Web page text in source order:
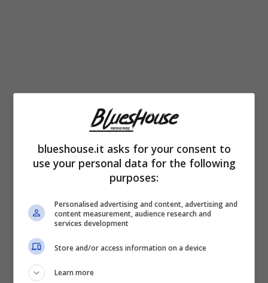
più storici, ma anche più
conosciuti, come “Rosso Relativo“, primo
album del2001fino a “
2006con l’iconico pezzo di “Ti scatterò una
foto“. Ma Tiziano Ferro sa essere un’artista
blueshouse.it asks for your consent to
use your personal data for the following
purposes:
Personalised advertising and content, advertising and
content measurement, audience research and
services development
Store and/or access information on a device
Learn more